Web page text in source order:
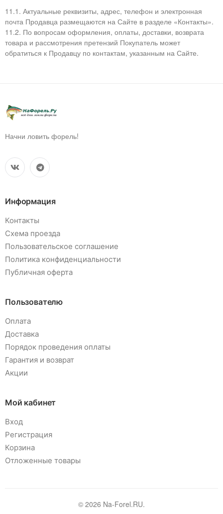
11.1. Актуальные реквизиты, адрес, телефон и электронная
почта Продавца размещаются на Сайте в разделе «Контакты».
11.2. По вопросам оформления, оплаты, доставки, возврата
товара и рассмотрения претензий Покупатель может
обратиться к Продавцу по контактам, указанным на Сайте.
Начни ловить форель!
Информация
Контакты
Схема проезда
Пользовательское соглашение
Политика конфиденциальности
Публичная оферта
Пользователю
Оплата
Доставка
Порядок проведения оплаты
Гарантия и возврат
Акции
Мой кабинет
Вход
Регистрация
Корзина
Отложенные товары
© 2026 Na-Forel.RU.